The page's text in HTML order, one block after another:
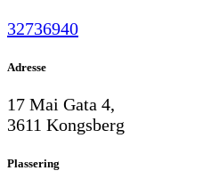
32736940
Adresse
17 Mai Gata 4,
3611 Kongsberg
Plassering